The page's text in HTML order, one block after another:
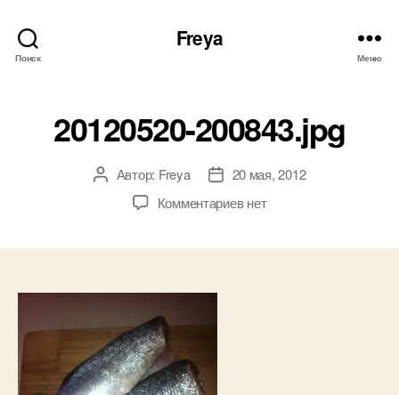
Поиск
Freya
Меню
20120520-200843.jpg
Автор
записи
Автор: Freya
Дата20 мая, 2012
Комментариевк
нет